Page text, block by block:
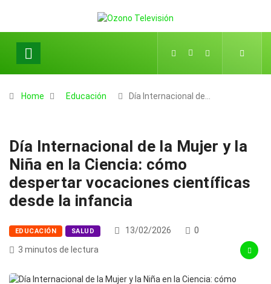
Home Educación Día Internacional de…
Día Internacional de la Mujer y la
Niña en la Ciencia: cómo
despertar vocaciones científicas
desde la infancia
EDUCACIÓN SALUD 13/02/2026
0
3 minutos de lectura